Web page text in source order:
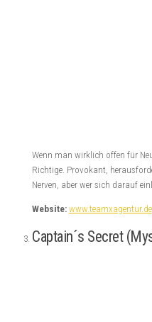
Wenn man wirklich offen für
Richtige. Provokant,
Nerven, aber wer sich darauf
Website: www.teamxagentur.de
Captain´s Secret